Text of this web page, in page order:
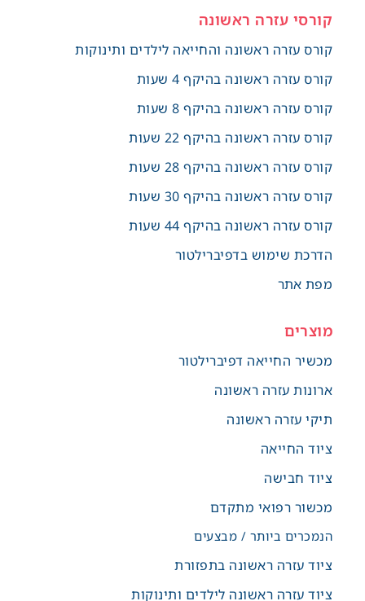
קורסי עזרה ראשונה
קורס עזרה ראשונה והחייאה לילדים ותינוקות
קורס עזרה ראשונה בהיקף 4 שעות
קורס עזרה ראשונה בהיקף 8 שעות
קורס עזרה ראשונה בהיקף 22 שעות
קורס עזרה ראשונה בהיקף 28 שעות
קורס עזרה ראשונה בהיקף 30 שעות
קורס עזרה ראשונה בהיקף 44 שעות
הדרכת שימוש בדפיברילטור
מפת אתר
מוצרים
מכשיר החייאה דפיברילטור
ארונות עזרה ראשונה
תיקי עזרה ראשונה
ציוד החייאה
ציוד חבישה
מכשור רפואי מתקדם
הנמכרים ביותר / מבצעים
ציוד עזרה ראשונה בתפזורת
ציוד עזרה ראשונה לילדים ותינוקות